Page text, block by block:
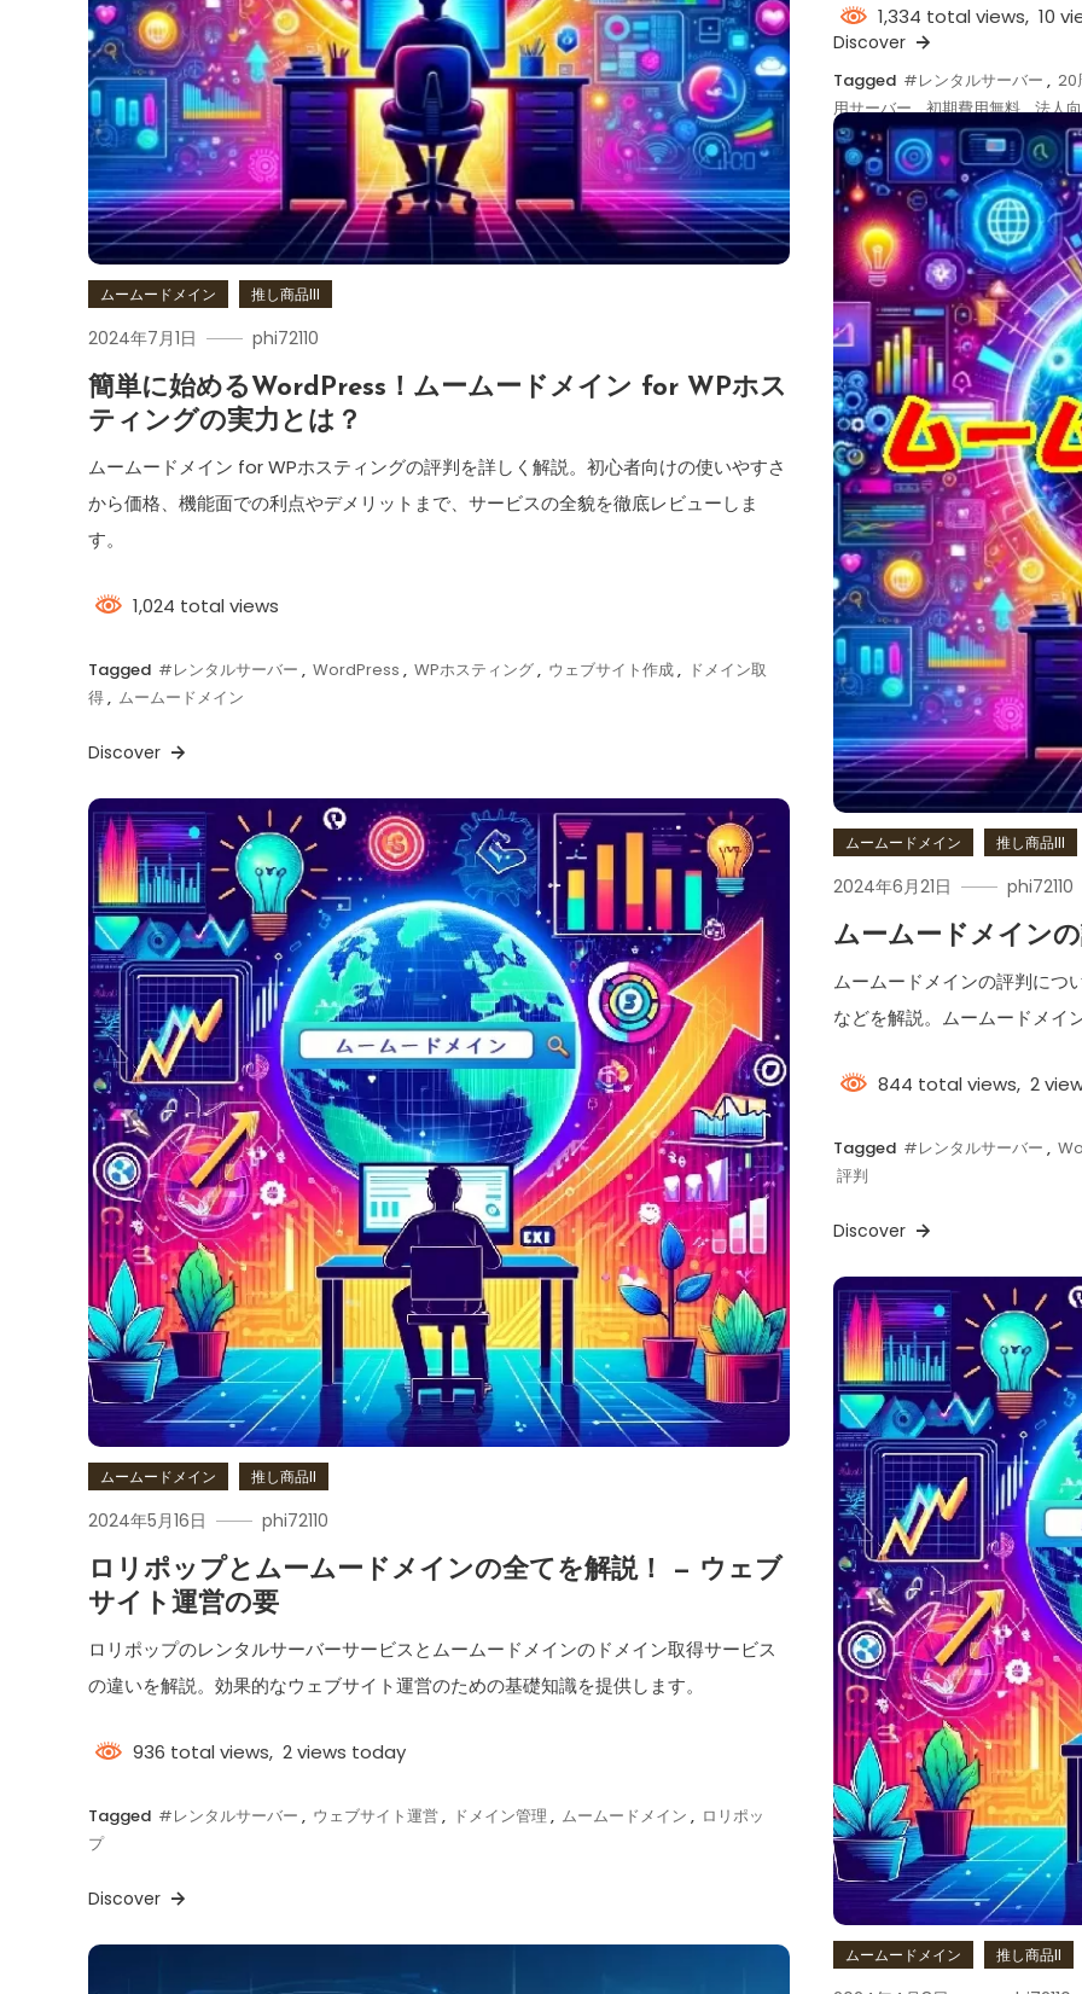
1,334 total views, 10
Tagged #レンタルサーバー , 20
用サーバー,初期費用無料,法人
Discover
Discover
ムームードメイン 推し商品III
2024年7月1日 phi72110
簡単に始めるWordPress！ムームードメイン for WPホス
ティングの実力とは？
ムームードメイン for WPホスティングの評判を詳しく解説。初心者向けの使いやすさ
から価格、機能面での利点やデメリットまで、サービスの全貌を徹底レビューしま
す。
1,024 total views
Tagged #レンタルサーバー , WordPress , WPホスティング, ウェブサイト作成, ドメイン取
得, ムームードメイン
Discover
ムームードメイン 推し商品III
2024年6月21日 phi72110
ムームードメイン
ムームードメインの評判につ
などを解説。ムームードメイ
844 total views, 2
Tagged #レンタルサーバー ,
評判
Discover
ムームードメイン 推し商品II
2024年5月16日 phi72110
ロリポップとムームードメインの全てを解説！ — ウェブ
サイト運営の要
ロリポップのレンタルサーバーサービスとムームードメインのドメイン取得サービス
の違いを解説。効果的なウェブサイト運営のための基礎知識を提供します。
936 total views, 2 views today
Tagged #レンタルサーバー , ウェブサイト運営, ドメイン管理, ムームードメイン , ロリポッ
プ
Discover
ムームードメイン 推し商品II